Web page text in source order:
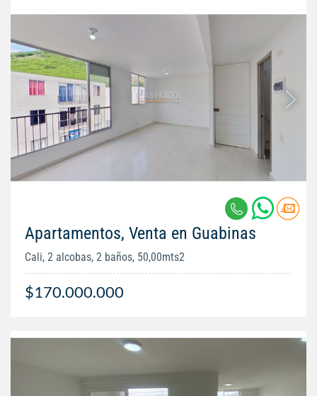
Apartamentos, Venta en Guabinas
Cali, 2 alcobas, 2 baños, 50,00mts2
$170.000.000